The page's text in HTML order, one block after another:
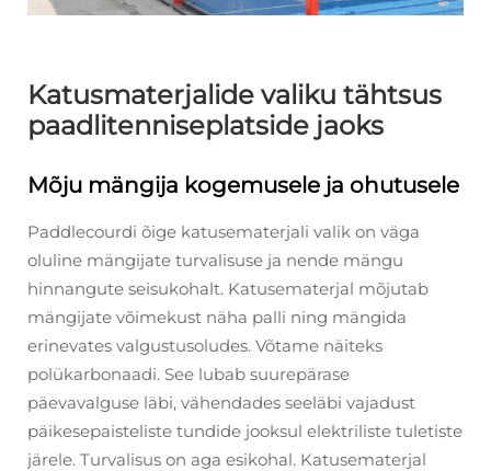
Katusmaterjalide valiku tähtsus
paadlitenniseplatside jaoks
Mõju mängija kogemusele ja ohutusele
Paddlecourdi õige katusematerjali valik on väga
oluline mängijate turvalisuse ja nende mängu
hinnangute seisukohalt. Katusematerjal mõjutab
mängijate võimekust näha palli ning mängida
erinevates valgustusoludes. Võtame näiteks
polükarbonaadi. See lubab suurepärase
päevavalguse läbi, vähendades seeläbi vajadust
päikesepaisteliste tundide jooksul elektriliste tuletiste
järele. Turvalisus on aga esikohal. Katusematerjal